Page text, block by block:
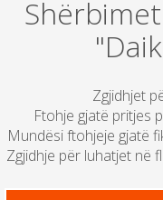
Zgjidhjet
Ftohje gjatë pritjes
Mundësi ftohjeje gjatë
Zgjidhje për luhatjet në